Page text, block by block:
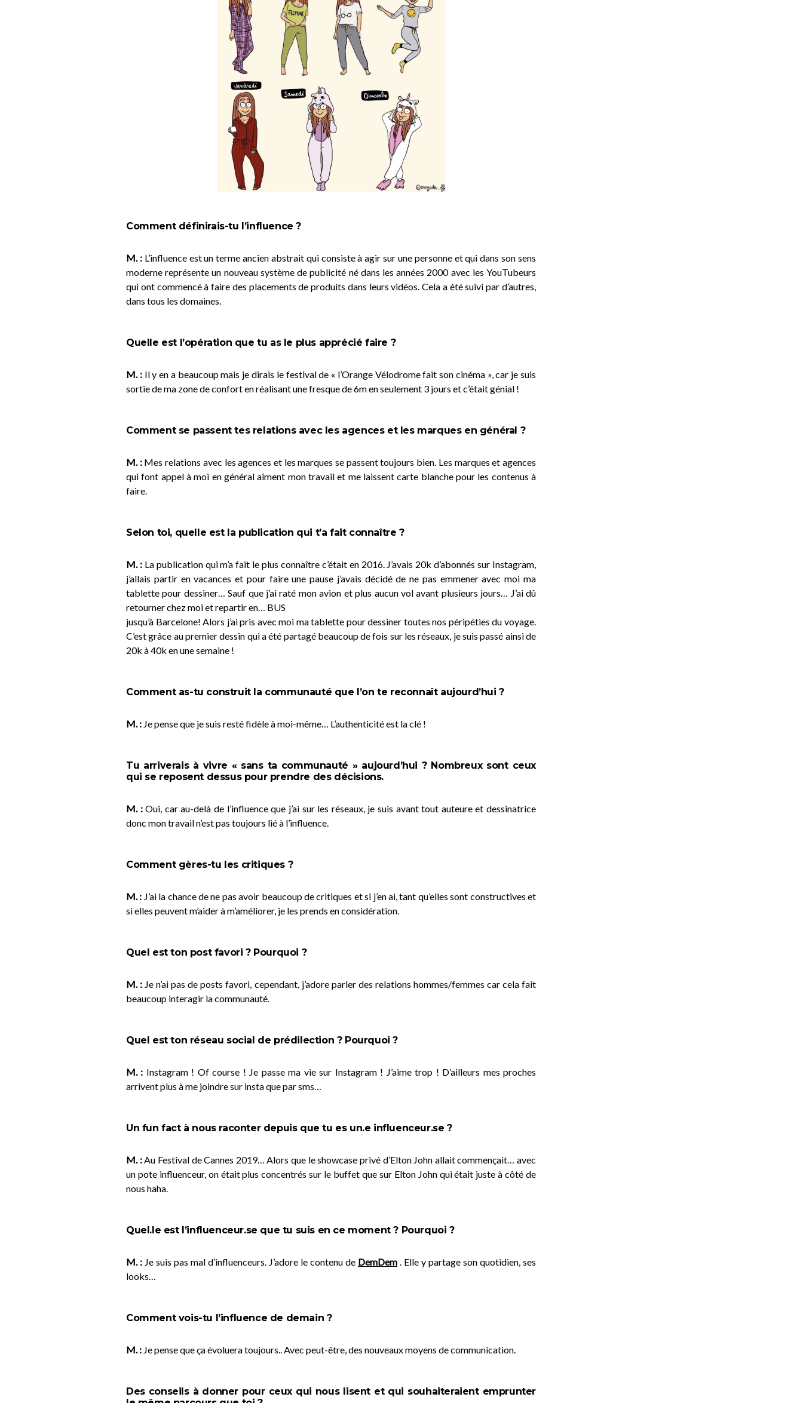
Comment définirais-tu l’influence ?
M. :L’influence est un terme ancien abstrait qui consiste à agir sur une personne et qui dans son sens
moderne représente un nouveau système de publicité né dans les années 2000 avec les YouTubeurs
qui ont commencé à faire des placements de produits dans leurs vidéos. Cela a été suivi par d’autres,
dans tous les domaines.
Quelle est l’opération que tu as le plus apprécié faire ?
M. :Il y en a beaucoup mais je dirais le festival de « l’Orange Vélodrome fait son cinéma », car je suis
sortie de ma zone de confort en réalisant une fresque de 6m en seulement 3 jours et c’était génial !
Comment se passent tes relations avec les agences et les marques en général ?
M. :Mes relations avec les agences et les marques se passent toujours bien. Les marques et agences
qui font appel à moi en général aiment mon travail et me laissent carte blanche pour les contenus à
faire.
Selon toi, quelle est la publication qui t’a fait connaître ?
M. :La publication qui m’a fait le plus connaître c’était en 2016. J’avais 20k d’abonnés sur Instagram,
j’allais partir en vacances et pour faire une pause j’avais décidé de ne pas emmener avec moi ma
tablette pour dessiner… Sauf que j’ai raté mon avion et plus aucun vol avant plusieurs jours… J’ai dû
retourner chez moi et repartir en… BUS
jusqu’à Barcelone! Alors j’ai pris avec moi ma tablette pour dessiner toutes nos péripéties du voyage.
C’est grâce au premier dessin qui a été partagé beaucoup de fois sur les réseaux, je suis passé ainsi de
20k à 40k en une semaine !
Comment as-tu construit la communauté que l’on te reconnaît aujourd’hui ?
M. : Je pense que je suis resté fidèle à moi-même… L’authenticité est la clé !
Tu arriverais à vivre « sans ta communauté » aujourd’hui ? Nombreux sont ceux
qui se reposent dessus pour prendre des décisions.
M. :Oui, car au-delà de l’influence que j’ai sur les réseaux, je suis avant tout auteure et dessinatrice
donc mon travail n’est pas toujours lié à l’influence.
Comment gères-tu les critiques ?
M. : J’ai la chance de ne pas avoir beaucoup de critiques et si j’en ai, tant qu’elles sont constructives et
si elles peuvent m’aider à m’améliorer, je les prends en considération.
Quel est ton post favori ? Pourquoi ?
M. : Je n’ai pas de posts favori, cependant, j’adore parler des relations hommes/femmes car cela fait
beaucoup interagir la communauté.
Quel est ton réseau social de prédilection ? Pourquoi ?
M. : Instagram ! Of course ! Je passe ma vie sur Instagram ! J’aime trop ! D’ailleurs mes proches
arrivent plus à me joindre sur insta que par sms…
Un fun fact à nous raconter depuis que tu es un.e influenceur.se ?
M. :Au Festival de Cannes 2019… Alors que le showcase privé d’Elton John allait commençait… avec
un pote influenceur, on était plus concentrés sur le buffet que sur Elton John qui était juste à côté de
nous haha.
Quel.le est l’influenceur.se que tu suis en ce moment ? Pourquoi ?
M. : Je suis pas mal d’influenceurs. J’adore le contenu de DemDem . Elle y partage son quotidien, ses
looks…
Comment vois-tu l’influence de demain ?
M. : Je pense que ça évoluera toujours.. Avec peut-être, des nouveaux moyens de communication.
Des conseils à donner pour ceux qui nous lisent et qui souhaiteraient emprunter